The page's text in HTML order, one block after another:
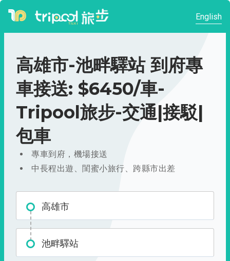
English
高雄市-池畔驛站 到府專
車接送: $6450/車-
Tripool旅步-交通|接駁|
包車
專車到府，機場接送
中長程出遊、閨蜜小旅行、跨縣市出差
高雄市
池畔驛站